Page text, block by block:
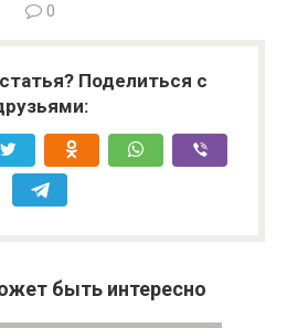
0
Поделиться с
быть интересно